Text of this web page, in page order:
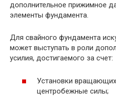
дополнительное прижимное
элементы фундамента.
Для свайного фундамента
может выступать в роли
усилия, достигаемого за счет:
Установки
центробежные силы;